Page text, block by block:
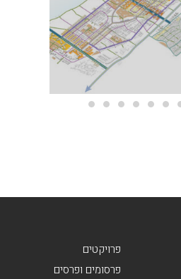
פרויקטים
פרסומים ופרסים